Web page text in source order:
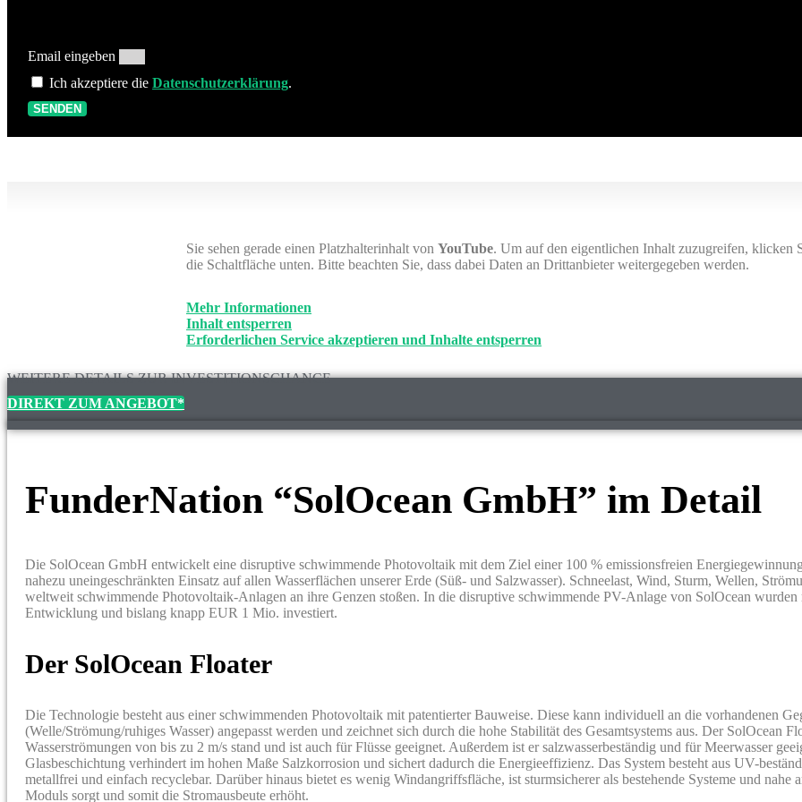
Email eingeben
Ich akzeptiere die Datenschutzerklärung.
SENDEN
Sie sehen gerade einen Platzhalterinhalt von YouTube. Um auf den eigentlichen Inhalt zuzugreifen, klicken
die Schaltfläche unten. Bitte beachten Sie, dass dabei Daten an Drittanbieter weitergegeben werden.
Mehr Informationen
Inhalt entsperren
Erforderlichen Service akzeptieren und Inhalte entsperren
WEITERE DETAILS ZUR INVESTITIONSCHANCE
DIREKT ZUM ANGEBOT*
FunderNation “SolOcean GmbH” im Detail
Die SolOcean GmbH entwickelt eine disruptive schwimmende Photovoltaik mit dem Ziel einer 100 % emissionsfreien
nahezu uneingeschränkten Einsatz auf allen Wasserflächen unserer Erde (Süß- und Salzwasser). Schneelast, Wind, Sturm, Wellen,
weltweit schwimmende Photovoltaik-Anlagen an ihre Genzen stoßen. In die disruptive schwimmende PV-Anlage von SolOcean wurden
Entwicklung und bislang knapp EUR 1 Mio. investiert.
Der SolOcean Floater
Die Technologie besteht aus einer schwimmenden Photovoltaik mit patentierter Bauweise. Diese kann individuell an die vorhandenen
(Welle/Strömung/ruhiges Wasser) angepasst werden und zeichnet sich durch die hohe Stabilität des Gesamtsystems aus. Der SolOcean
Wasserströmungen von bis zu 2 m/s stand und ist auch für Flüsse geeignet. Außerdem ist er salzwasserbeständig und für Meerwasser
Glasbeschichtung verhindert im hohen Maße Salzkorrosion und sichert dadurch die Energieeffizienz. Das System besteht aus UV-
metallfrei und einfach recyclebar. Darüber hinaus bietet es wenig Windangriffsfläche, ist sturmsicherer als bestehende Systeme und nahe
Moduls sorgt und somit die Stromausbeute erhöht.